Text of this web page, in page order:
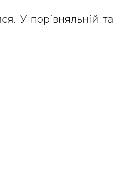
У порівняльній